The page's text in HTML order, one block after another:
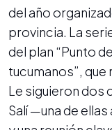
del año
provincia. La
del plan “Punto
tucumanos”, que
Le siguieron dos
Salí —una de